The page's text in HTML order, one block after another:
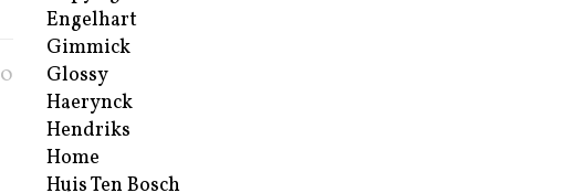
0
Engelhart
Gimmick
Glossy
Haerynck
Hendriks
Home
Huis Ten Bosch